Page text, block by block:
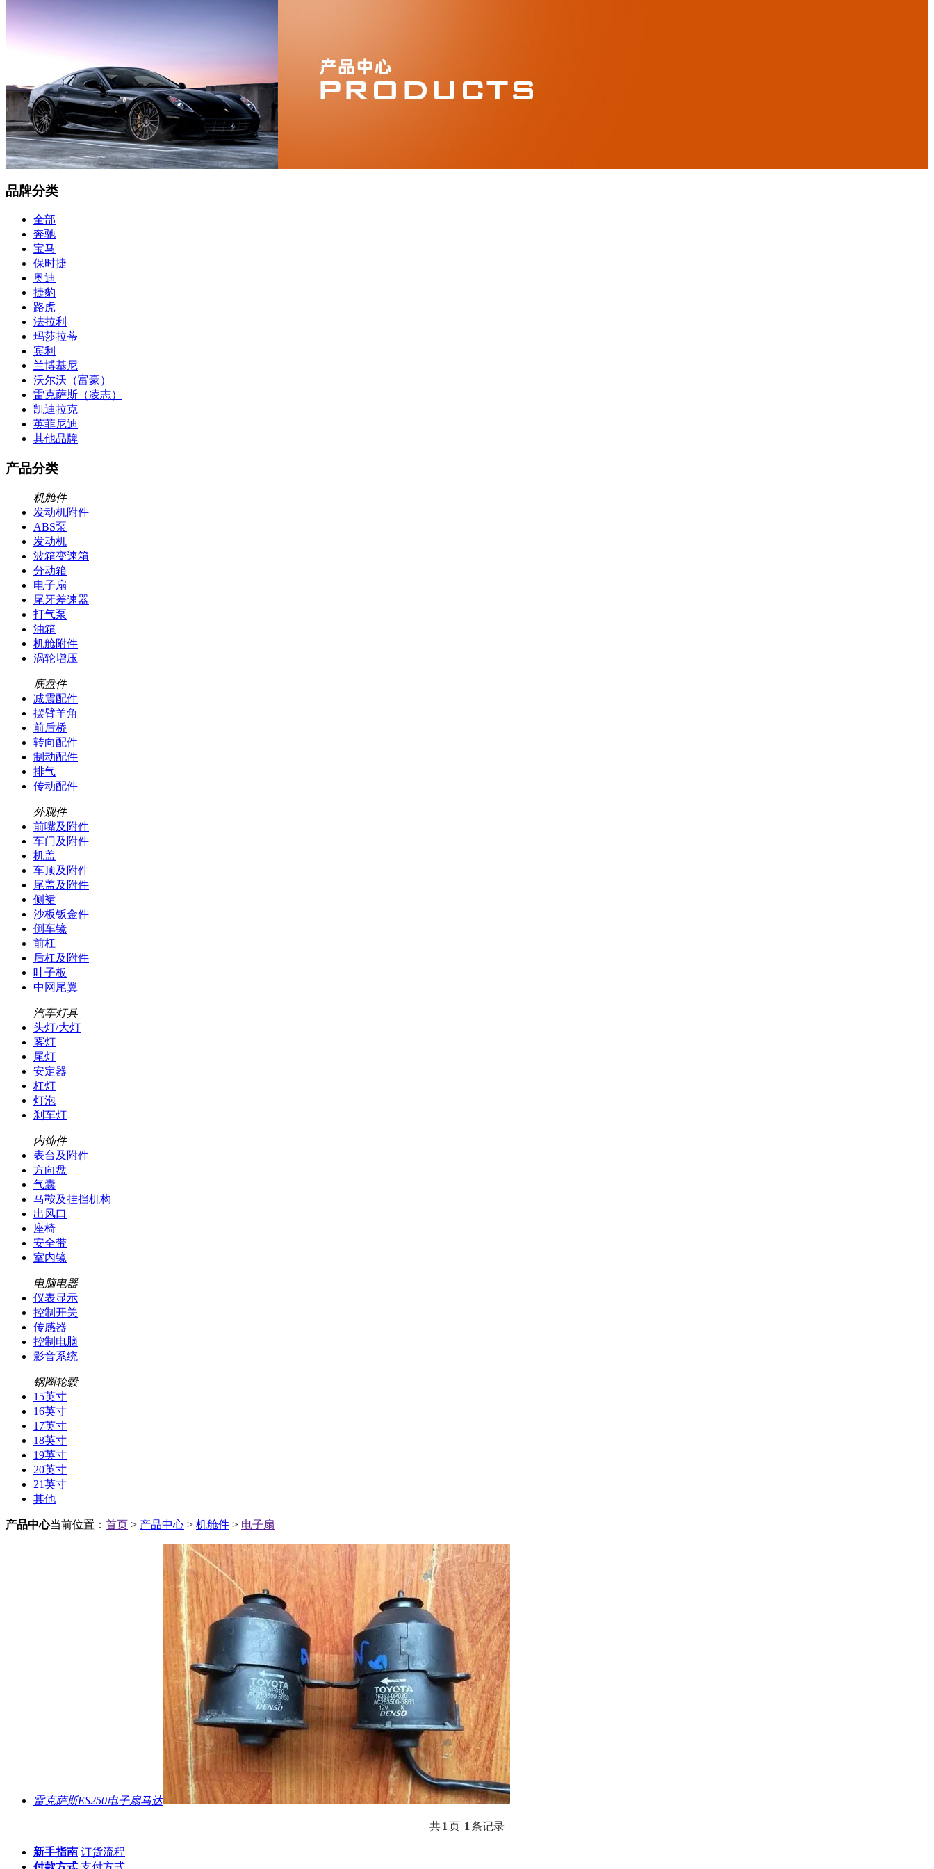
品牌分类
全部
奔驰
宝马
保时捷
奥迪
捷豹
路虎
法拉利
玛莎拉蒂
宾利
兰博基尼
沃尔沃（富豪）
雷克萨斯（凌志）
凯迪拉克
英菲尼迪
其他品牌
产品分类
机舱件
发动机附件
ABS泵
发动机
波箱变速箱
分动箱
电子扇
尾牙差速器
打气泵
油箱
机舱附件
涡轮增压
底盘件
减震配件
摆臂羊角
前后桥
转向配件
制动配件
排气
传动配件
外观件
前嘴及附件
车门及附件
机盖
车顶及附件
尾盖及附件
侧裙
沙板钣金件
倒车镜
前杠
后杠及附件
叶子板
中网尾翼
汽车灯具
头灯/大灯
雾灯
尾灯
安定器
杠灯
灯泡
刹车灯
内饰件
表台及附件
方向盘
气囊
马鞍及挂挡机构
出风口
座椅
安全带
室内镜
电脑电器
仪表显示
控制开关
传感器
控制电脑
影音系统
钢圈轮毂
15英寸
16英寸
17英寸
18英寸
19英寸
20英寸
21英寸
其他
产品中心当前位置： 首页 > 产品中心 > 机舱件 > 电子扇
雷克萨斯ES250电子扇马达
共1 页 1 条记录
新手指南 订货流程
付款方式 支付方式